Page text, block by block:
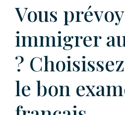
Vous
immigrer
?
le bon